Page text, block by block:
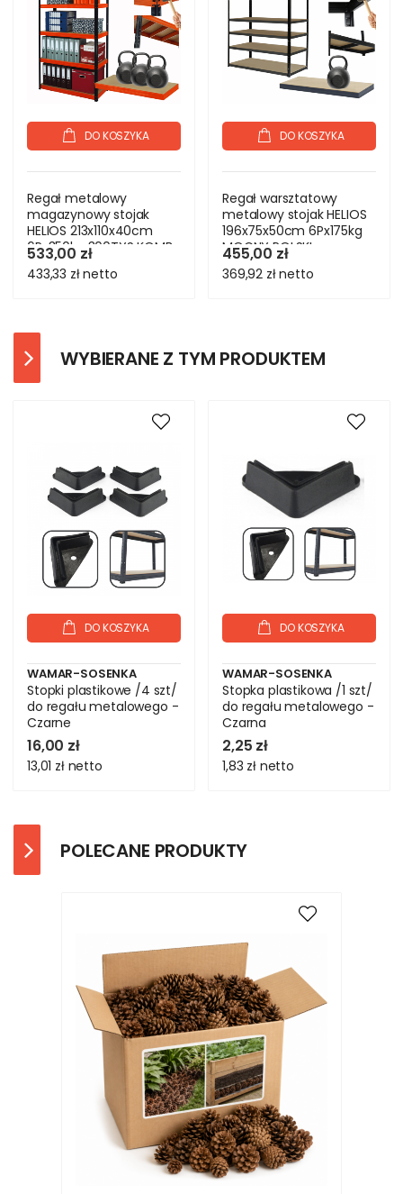
DO KOSZYKA
Regał metalowy
magazynowy stojak
HELIOS 213x110x40cm
6Px350kg 300TYS KOMB
533,00 zł
433,33 złnetto
DO KOSZYKA
Regał warsztatowy
metalowy stojak HELIOS
196x75x50cm 6Px175kg
MOCNY POLSKI
455,00 zł
369,92 złnetto
WYBIERANE Z TYM PRODUKTEM
DO KOSZYKA
WAMAR-SOSENKA
Stopki plastikowe /4 szt/
do regału metalowego -
Czarne
16,00 zł
13,01 zł netto
DO KOSZYKA
WAMAR-SOSENKA
Stopka plastikowa /1 szt/
do regału metalowego -
Czarna
2,25 zł
1,83 zł netto
POLECANE PRODUKTY